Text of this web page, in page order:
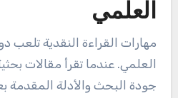
العلمي
مهارات القراءة النقدية تلعب
العلمي. عندما تقرأ مقالات
جودة البحث والأدلة المقدمة